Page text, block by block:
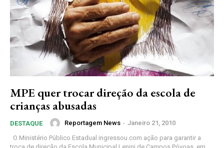
Assine nosso site e tenha acessos
MPE quer trocar direção da escola de
crianças abusadas
DESTAQUE Reportagem News - Janeiro 21, 2010